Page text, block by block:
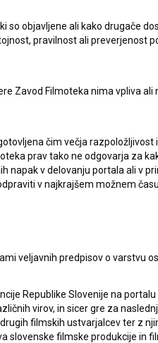
pogojein dajemsoglasjeza
obdelavo osebnih podatkov.
so objavljene ali kako drugače
pravilnost ali preverjenost
Zavod Filmoteka nima vpliva ali
čim večja
prav tako ne odgovarja za
napak v delovanju portala ali v
v najkrajšem možnem času.
veljavnih predpisov o varstvu
Republike Slovenije na
virov, in sicer gre za
filmskih ustvarjalcev ter z
filmske produkcije in